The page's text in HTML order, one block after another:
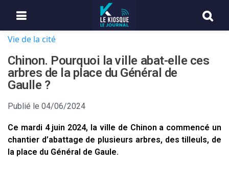
Vie de la cité
Chinon. Pourquoi la ville abat-elle ces
arbres de la place du Général de
Gaulle ?
Publié le 04/06/2024
Ce mardi 4 juin 2024, la ville de Chinon a commencé un
chantier d’abattage de plusieurs arbres, des tilleuls, de
la place du Général de Gaule.